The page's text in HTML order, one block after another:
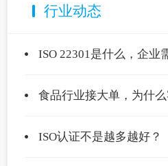
行业动态
ISO 22301是什么，企业
食品行业接大单，为什
ISO认证不是越多越好？